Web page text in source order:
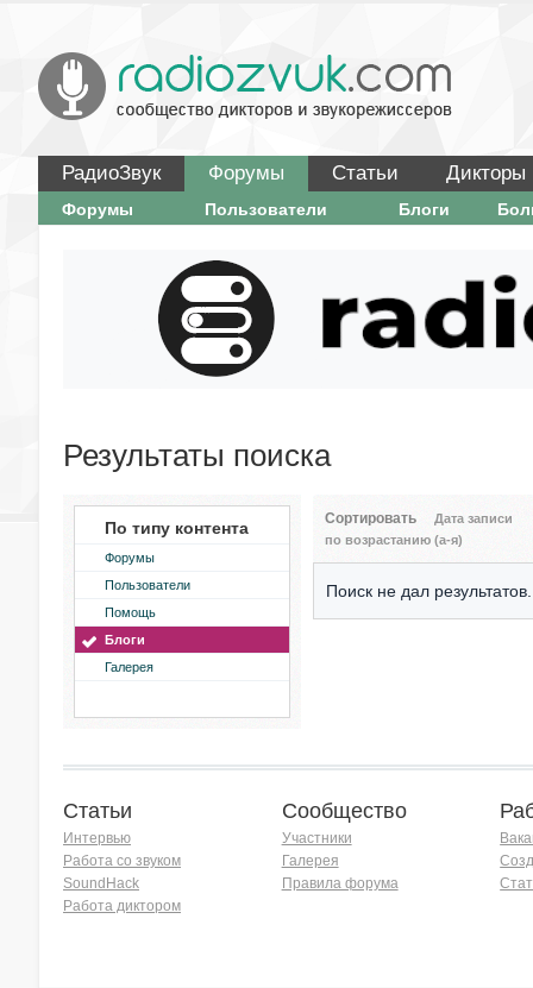
РадиоЗвук Форумы Статьи Дикторы
Форумы Пользователи Блоги
Результаты поиска
По типу контента
Форумы
Пользователи
Помощь
Блоги
Галерея
Сортировать
Дата записи
по возрастанию (а-я)
Поиск не дал результатов.
Статьи
Интервью
Работа со звуком
SoundHack
Работа диктором
Сообщество
Участники
Галерея
Правила форума